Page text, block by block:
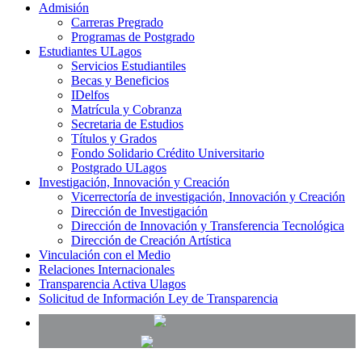
Admisión
Carreras Pregrado
Programas de Postgrado
Estudiantes ULagos
Servicios Estudiantiles
Becas y Beneficios
IDelfos
Matrícula y Cobranza
Secretaria de Estudios
Títulos y Grados
Fondo Solidario Crédito Universitario
Postgrado ULagos
Investigación, Innovación y Creación
Vicerrectoría de investigación, Innovación y Creación
Dirección de Investigación
Dirección de Innovación y Transferencia Tecnológica
Dirección de Creación Artística
Vinculación con el Medio
Relaciones Internacionales
Transparencia Activa Ulagos
Solicitud de Información Ley de Transparencia